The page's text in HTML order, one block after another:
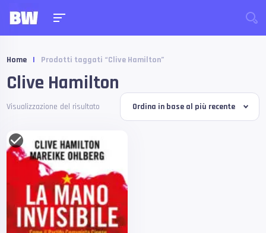
Home | Prodotti taggati “Clive Hamilton”
Clive Hamilton
Visualizzazione del risultato